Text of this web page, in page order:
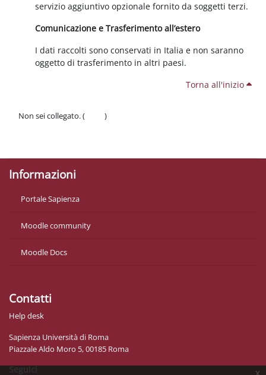
x
servizio aggiuntivo opzionale fornito da soggetti terzi.
Comunicazione e Trasferimento all’estero
I dati raccolti sono conservati in Italia e non saranno
oggetto di trasferimento in altri paesi.
Torna all'inizio
Non sei collegato. (
)
Informazioni
Portale Sapienza
Moodle community
Moodle Docs
Contatti
Help desk
Sapienza Università di Roma
Piazzale Aldo Moro 5, 00185 Roma
Seguici